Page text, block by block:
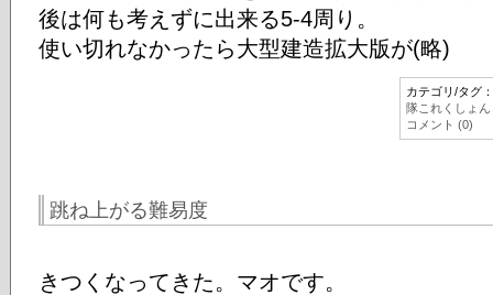
後は何も考えずに出来る5-4周り。
使い切れなかったら大型建造拡大版が(略)
カテゴリ/タグ：
隊これくしょん
コメント (0)
跳ね上がる難易度
きつくなってきた。マオです。